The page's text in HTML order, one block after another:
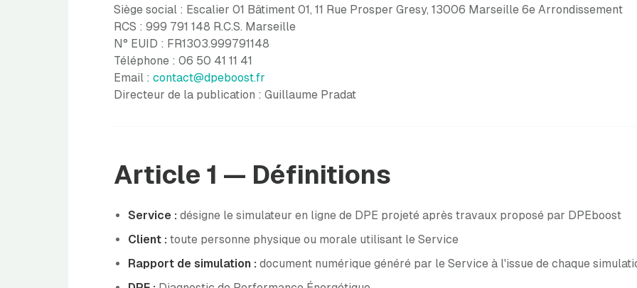
Siège social : Escalier 01 Bâtiment 01, 11 Rue Prosper Gresy, 13006 Marseille 6e Arrondissement
RCS : 999 791 148 R.C.S. Marseille
N° EUID : FR1303.999791148
Téléphone : 06 50 41 11 41
Email : contact@dpeboost.fr
Directeur de la publication : Guillaume Pradat
Article 1 — Définitions
Service : désigne le simulateur en ligne de DPE projeté après travaux proposé par DPEboost
Client : toute personne physique ou morale utilisant le Service
Rapport de simulation : document numérique généré par le Service à l'issue de chaque